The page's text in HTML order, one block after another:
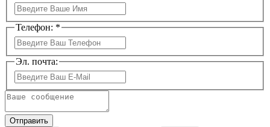
Телефон: *
Эл. почта:
Отправить